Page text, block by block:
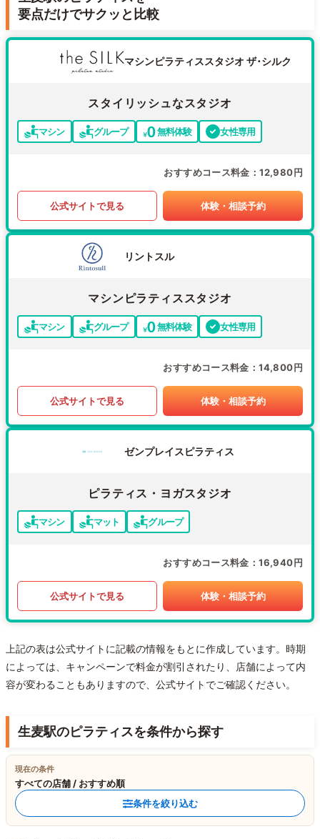
要点だけでサクッと比較
マシンピラティススタジオ ザ･シルク
スタイリッシュなスタジオ
マシン グループ 無料体験 女性専用
おすすめコース料金 12,980円
公式サイトで見る 体験・相談予約
リントスル
マシンピラティススタジオ
マシン グループ 無料体験 女性専用
おすすめコース料金 14,800円
公式サイトで見る 体験・相談予約
ゼンプレイスピラティス
ピラティス・ヨガスタジオ
マシン マット グループ
おすすめコース料金 16,940円
公式サイトで見る 体験・相談予約
上記の表は公式サイトに記載の情報をもとに作成しています。時期
によっては、キャンペーンで料金が割引されたり、店舗によって内
容が変わることもありますので、公式サイトでご確認ください。
生麦駅のピラティスを条件から探す
現在の条件
すべての店舗 / おすすめ順
条件を絞り込む